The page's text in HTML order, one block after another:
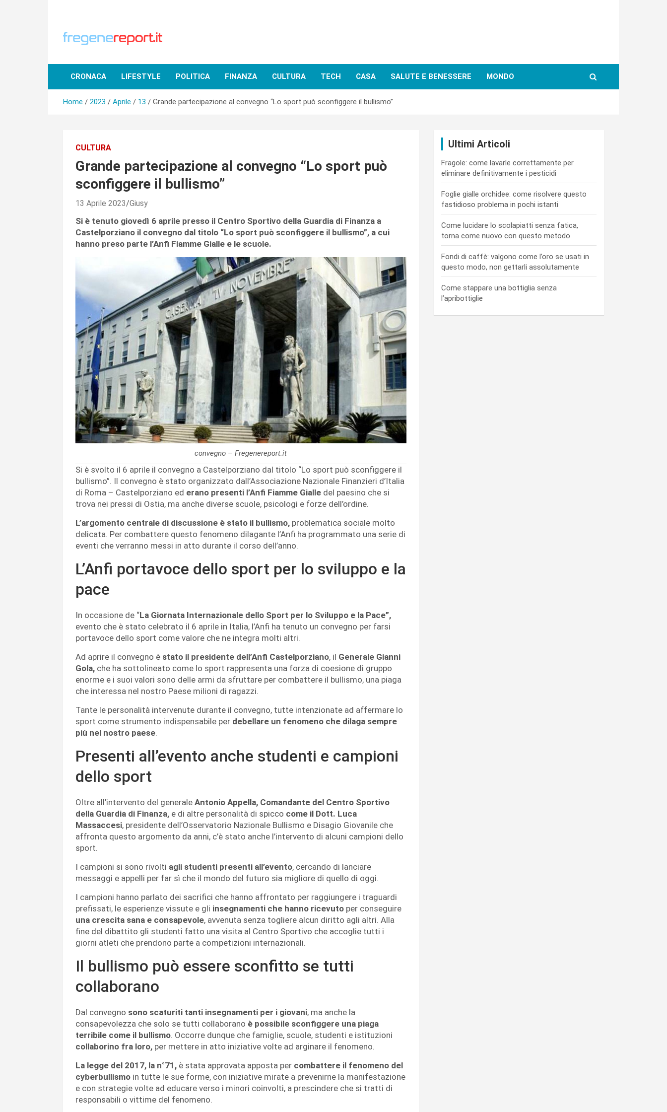
CRONACA LIFESTYLE POLITICA FINANZA CULTURA TECH CASA SALUTE E BENESSERE MONDO
Home 2023 Aprile 13 Grande partecipazione al convegno “Lo sport può sconfiggere il bullismo”
CULTURA
Grande partecipazione al convegno “Lo sport può
sconfiggere il bullismo”
13 Aprile 2023 Giusy
Si è tenuto giovedì 6 aprile presso il Centro Sportivo della Guardia di Finanza a
Castelporziano il convegno dal titolo “Lo sport può sconfiggere il bullismo”, a cui
hanno preso parte l’Anfi Fiamme Gialle e le scuole.
convegno – Fregenereport.it
Si è svolto il 6 aprile il convegno a Castelporziano dal titolo “Lo sport può sconfiggere il
bullismo”. Il convegno è stato organizzato dall’Associazione Nazionale Finanzieri d’Italia
di Roma – Castelporziano ed erano presenti l’Anfi Fiamme Gialle del paesino che si
trova nei pressi di Ostia, ma anche diverse scuole, psicologi e forze dell’ordine.
L’argomento centrale di discussione è stato il bullismo, problematica sociale molto
delicata. Per combattere questo fenomeno dilagante l’Anfi ha programmato una serie di
eventi che verranno messi in atto durante il corso dell’anno.
L’Anfi portavoce dello sport per lo sviluppo e la
pace
In occasione de “La Giornata Internazionale dello Sport per lo Sviluppo e la Pace”,
evento che è stato celebrato il 6 aprile in Italia, l’Anfi ha tenuto un convegno per farsi
portavoce dello sport come valore che ne integra molti altri.
Ad aprire il convegno è stato il presidente dell’Anfi Castelporziano, il Generale Gianni
Gola, che ha sottolineato come lo sport rappresenta una forza di coesione di gruppo
enorme e i suoi valori sono delle armi da sfruttare per combattere il bullismo, una piaga
che interessa nel nostro Paese milioni di ragazzi.
Tante le personalità intervenute durante il convegno, tutte intenzionate ad affermare lo
sport come strumento indispensabile per debellare un fenomeno che dilaga sempre
più nel nostro paese.
Presenti all’evento anche studenti e campioni
dello sport
Oltre all’intervento del generale Antonio Appella, Comandante del Centro Sportivo
della Guardia di Finanza, e di altre personalità di spicco come il Dott. Luca
Massaccesi, presidente dell’Osservatorio Nazionale Bullismo e Disagio Giovanile che
affronta questo argomento da anni, c’è stato anche l’intervento di alcuni campioni dello
sport.
I campioni si sono rivolti agli studenti presenti all’evento, cercando di lanciare
messaggi e appelli per far sì che il mondo del futuro sia migliore di quello di oggi.
I campioni hanno parlato dei sacrifici che hanno affrontato per raggiungere i traguardi
prefissati, le esperienze vissute e gli insegnamenti che hanno ricevuto per conseguire
una crescita sana e consapevole, avvenuta senza togliere alcun diritto agli altri. Alla
fine del dibattito gli studenti fatto una visita al Centro Sportivo che accoglie tutti i
giorni atleti che prendono parte a competizioni internazionali.
Il bullismo può essere sconfitto se tutti
collaborano
Dal convegno sono scaturiti tanti insegnamenti per i giovani, ma anche la
consapevolezza che solo se tutti collaborano è possibile sconfiggere una piaga
terribile come il bullismo. Occorre dunque che famiglie, scuole, studenti e istituzioni
collaborino fra loro, per mettere in atto iniziative volte ad arginare il fenomeno.
La legge del 2017, la n°71, è stata approvata apposta per combattere il fenomeno del
cyberbullismo in tutte le sue forme, con iniziative mirate a prevenirne la manifestazione
e con strategie volte ad educare verso i minori coinvolti, a prescindere che si tratti di
responsabili o vittime del fenomeno.
Ultimi Articoli
Fragole: come lavarle correttamente per
eliminare definitivamente i pesticidi
Foglie gialle orchidee: come risolvere questo
fastidioso problema in pochi istanti
Come lucidare lo scolapiatti senza fatica,
torna come nuovo con questo metodo
Fondi di caffè: valgono come l’oro se usati in
questo modo, non gettarli assolutamente
Come stappare una bottiglia senza
l’apribottiglie